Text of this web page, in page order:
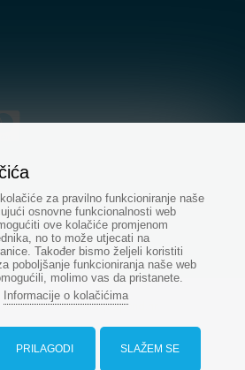
- www.aquapond.hr
Web dizajnod
za pravilno funkcioniranje naše
osnovne funkcionalnosti web
ove kolačiće promjenom
no to može utjecati na
Također bismo željeli koristiti
poboljšanje funkcioniranja naše web
molimo vas da pristanete.
Informacije o kolačićima
SLAŽEM SE
PRILAGODI